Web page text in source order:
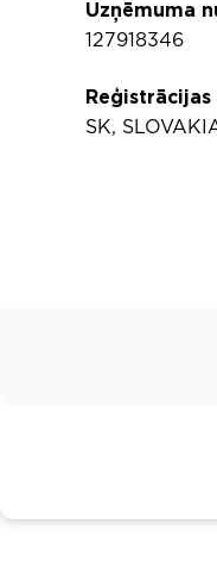
Uzņēmuma
127918346
Reģistrācijas
SK,